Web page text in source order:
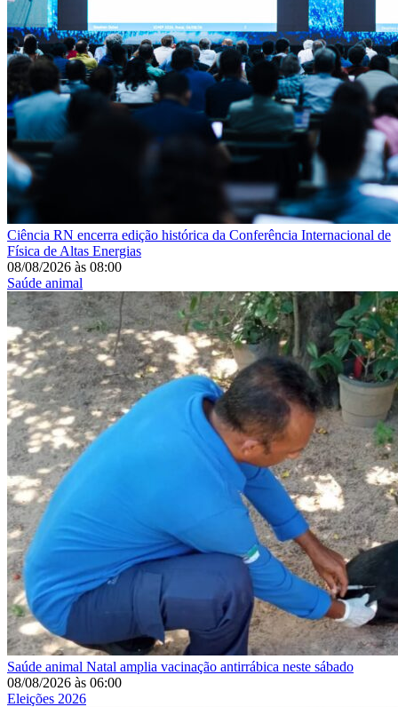
Ciência RN encerra edição histórica da Conferência Internacional de
Física de Altas Energias
08/08/2026 às 08:00
Saúde animal
Saúde animal Natal amplia vacinação antirrábica neste sábado
08/08/2026 às 06:00
Eleições 2026